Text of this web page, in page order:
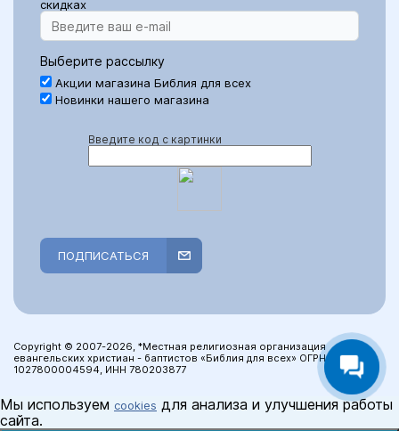
скидках
Выберите рассылку
Акции магазина Библия для всех
Новинки нашего магазина
Введите код с картинки
ПОДПИСАТЬСЯ
Copyright © 2007-2026, *Местная религиозная организация
евангельских христиан - баптистов «Библия для всех» ОГРН:
1027800004594, ИНН 780203877
Мы используем cookies для анализа и улучшения работы
сайта.